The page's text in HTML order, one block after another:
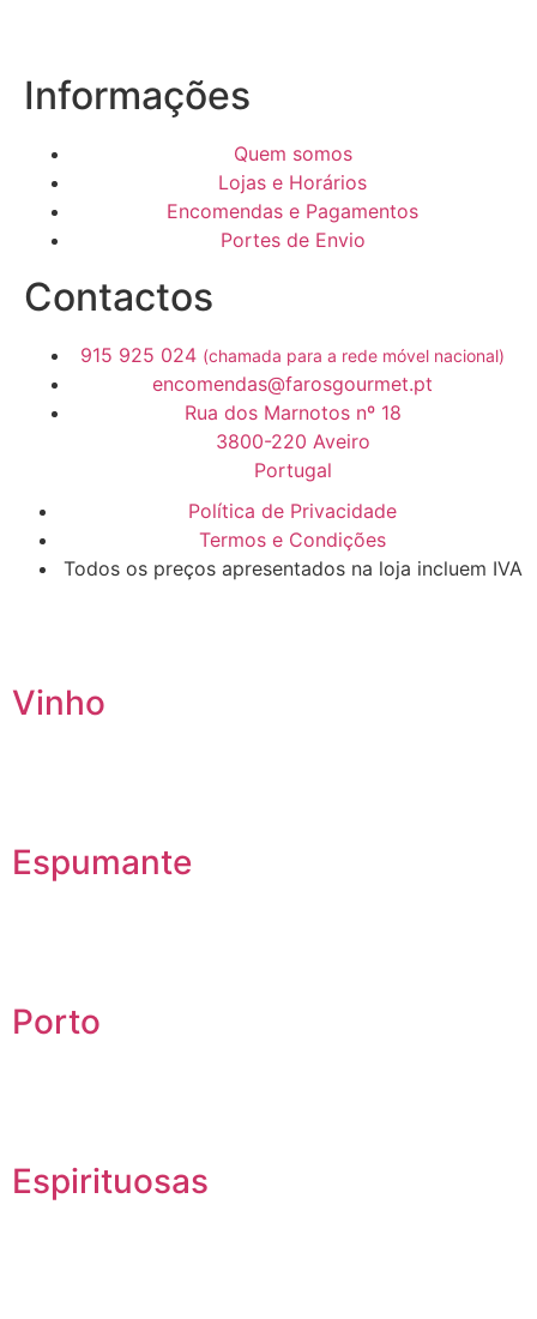
Informações
Quem somos
Lojas e Horários
Encomendas e Pagamentos
Portes de Envio
Contactos
915 925 024 (chamada para a rede móvel nacional)
encomendas@farosgourmet.pt
Rua dos Marnotos nº 18
3800-220 Aveiro
Portugal
Política de Privacidade
Termos e Condições
Todos os preços apresentados na loja incluem IVA
Vinho
Espumante
Porto
Espirituosas